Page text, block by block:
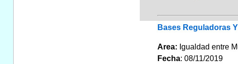
Bases Reguladoras
Area: Igualdad entre
Fecha: 08/11/2019